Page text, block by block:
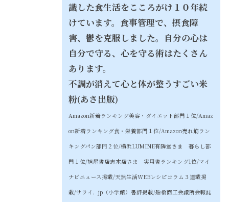
識した食生活をこころがけ１０年続
けています。食事管理で、摂食障
害、鬱を克服しました。自分の心は
自分で守る、心を守る術はたくさん
あります。
不調が消えて心と体が整うすごい米
粉(あさ出版)
Amazon新着ランキング美容・ダイエット部門１位/Amaz
on新着ランキング食・栄養部門１位/Amazon売れ筋ラン
キングパン部門２位/横浜LUMINE有隣堂さま 暮らし部
門１位/旭屋書店志木店さま 実用書ランキング1位/マイ
ナビニュース掲載/天然生活WEBレシピコラム３連載掲
載/サライ．jp（小学館）書評掲載/船橋商工会議所会報誌